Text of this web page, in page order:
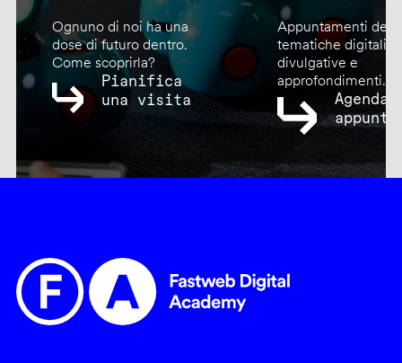
Ognuno di noi ha una
dose di futuro dentro.
Come scoprirla?
Pianifica
una visita
Appuntamenti
tematiche digitali,
divulgative e
approfondimenti.
Agenda